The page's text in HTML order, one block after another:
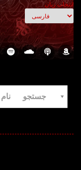
انتخاب زبان
جستجو نام